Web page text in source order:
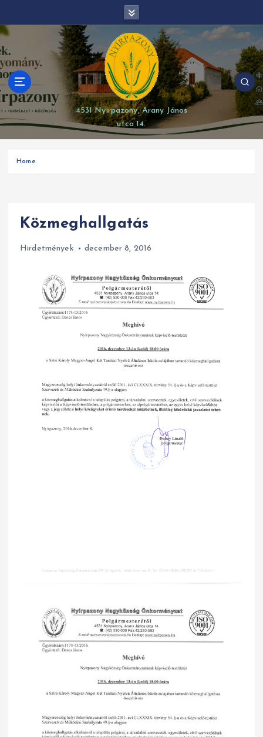
i
p
t
o
c
o
n
t
e
4531 Nyírpazony, Arany János
utca 14.
Home
Közmeghallgatás
Hirdetmények december 8, 2016
modal-check